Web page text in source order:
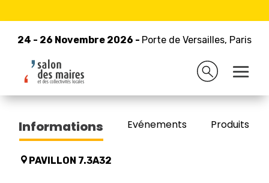
24 - 26 Novembre 2026 - Porte de Versailles, Paris
24 - 26 Novembre 2026 - Porte de Versailles, Paris
Retour à la liste des exposants
CIRIL GROUP
Informations Evénements Produits/
PAVILLON 7.3A32